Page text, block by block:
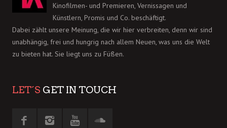
Kinofilmen- und Premieren, Vernissagen und
Künstlern, Promis und Co. beschäftigt.
Dabei zählt unsere Meinung, die wir hier verbreiten, denn wir sind
unabhängig, frei und hungrig nach allem Neuen, was uns die Welt
zu bieten hat. Sie liegt uns zu Füßen.
LET´S GET IN TOUCH